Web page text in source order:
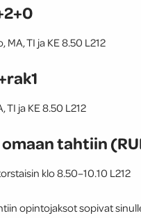
MA, TI ja KE 8.50 L212
TI ja KE 8.50 L212
tahtiin
klo 8.50–10.10 L212
opintojaksot sopivat